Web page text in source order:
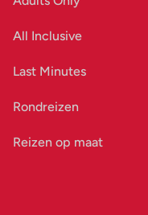
All Inclusive
Last Minutes
Rondreizen
Reizen op maat